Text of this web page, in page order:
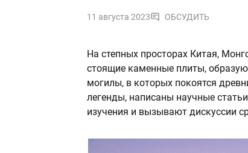
11 августа 2023 ОБСУДИТЬ
На степных просторах Китая,
стоящие каменные плиты,
могилы, в которых покоятся
легенды, написаны научные
изучения и вызывают дискуссии